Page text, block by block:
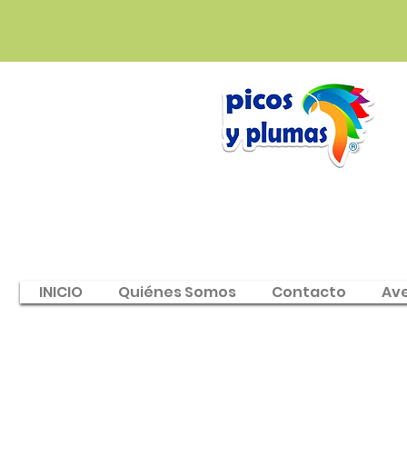
INICIO Quiénes Somos Contacto